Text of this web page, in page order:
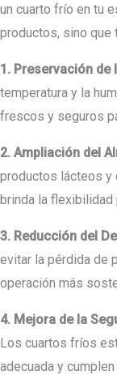
un cuarto frío en tu
productos, sino que
1. Preservación de
temperatura y la
frescos y seguros
2. Ampliación del
productos lácteos y
brinda la
3. Reducción del
evitar la pérdida de
operación más
4. Mejora de la
Los cuartos fríos
adecuada y